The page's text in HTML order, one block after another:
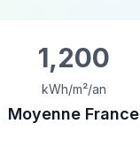
1,200
kWh/m²/an
Moyenne France